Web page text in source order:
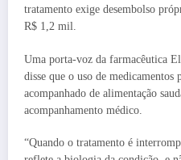
tratamento exige desembolso
R$ 1,2 mil.
Uma porta-voz da farmacêutica
disse que o uso de medicamentos
acompanhado de alimentação
acompanhamento médico.
“Quando o tratamento é